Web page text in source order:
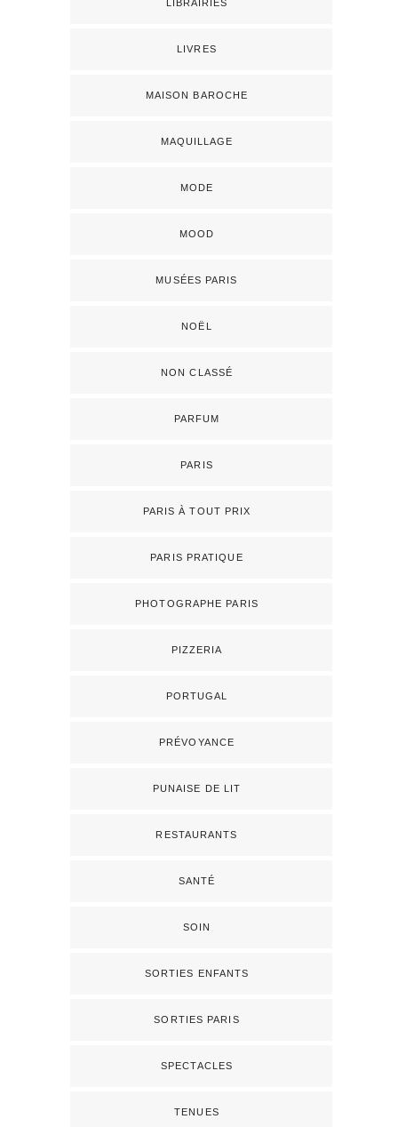
LIBRAIRIES
LIVRES
MAISON BAROCHE
MAQUILLAGE
MODE
MOOD
MUSÉES PARIS
NOËL
NON CLASSÉ
PARFUM
PARIS
PARIS À TOUT PRIX
PARIS PRATIQUE
PHOTOGRAPHE PARIS
PIZZERIA
PORTUGAL
PRÉVOYANCE
PUNAISE DE LIT
RESTAURANTS
SANTÉ
SOIN
SORTIES ENFANTS
SORTIES PARIS
SPECTACLES
TENUES